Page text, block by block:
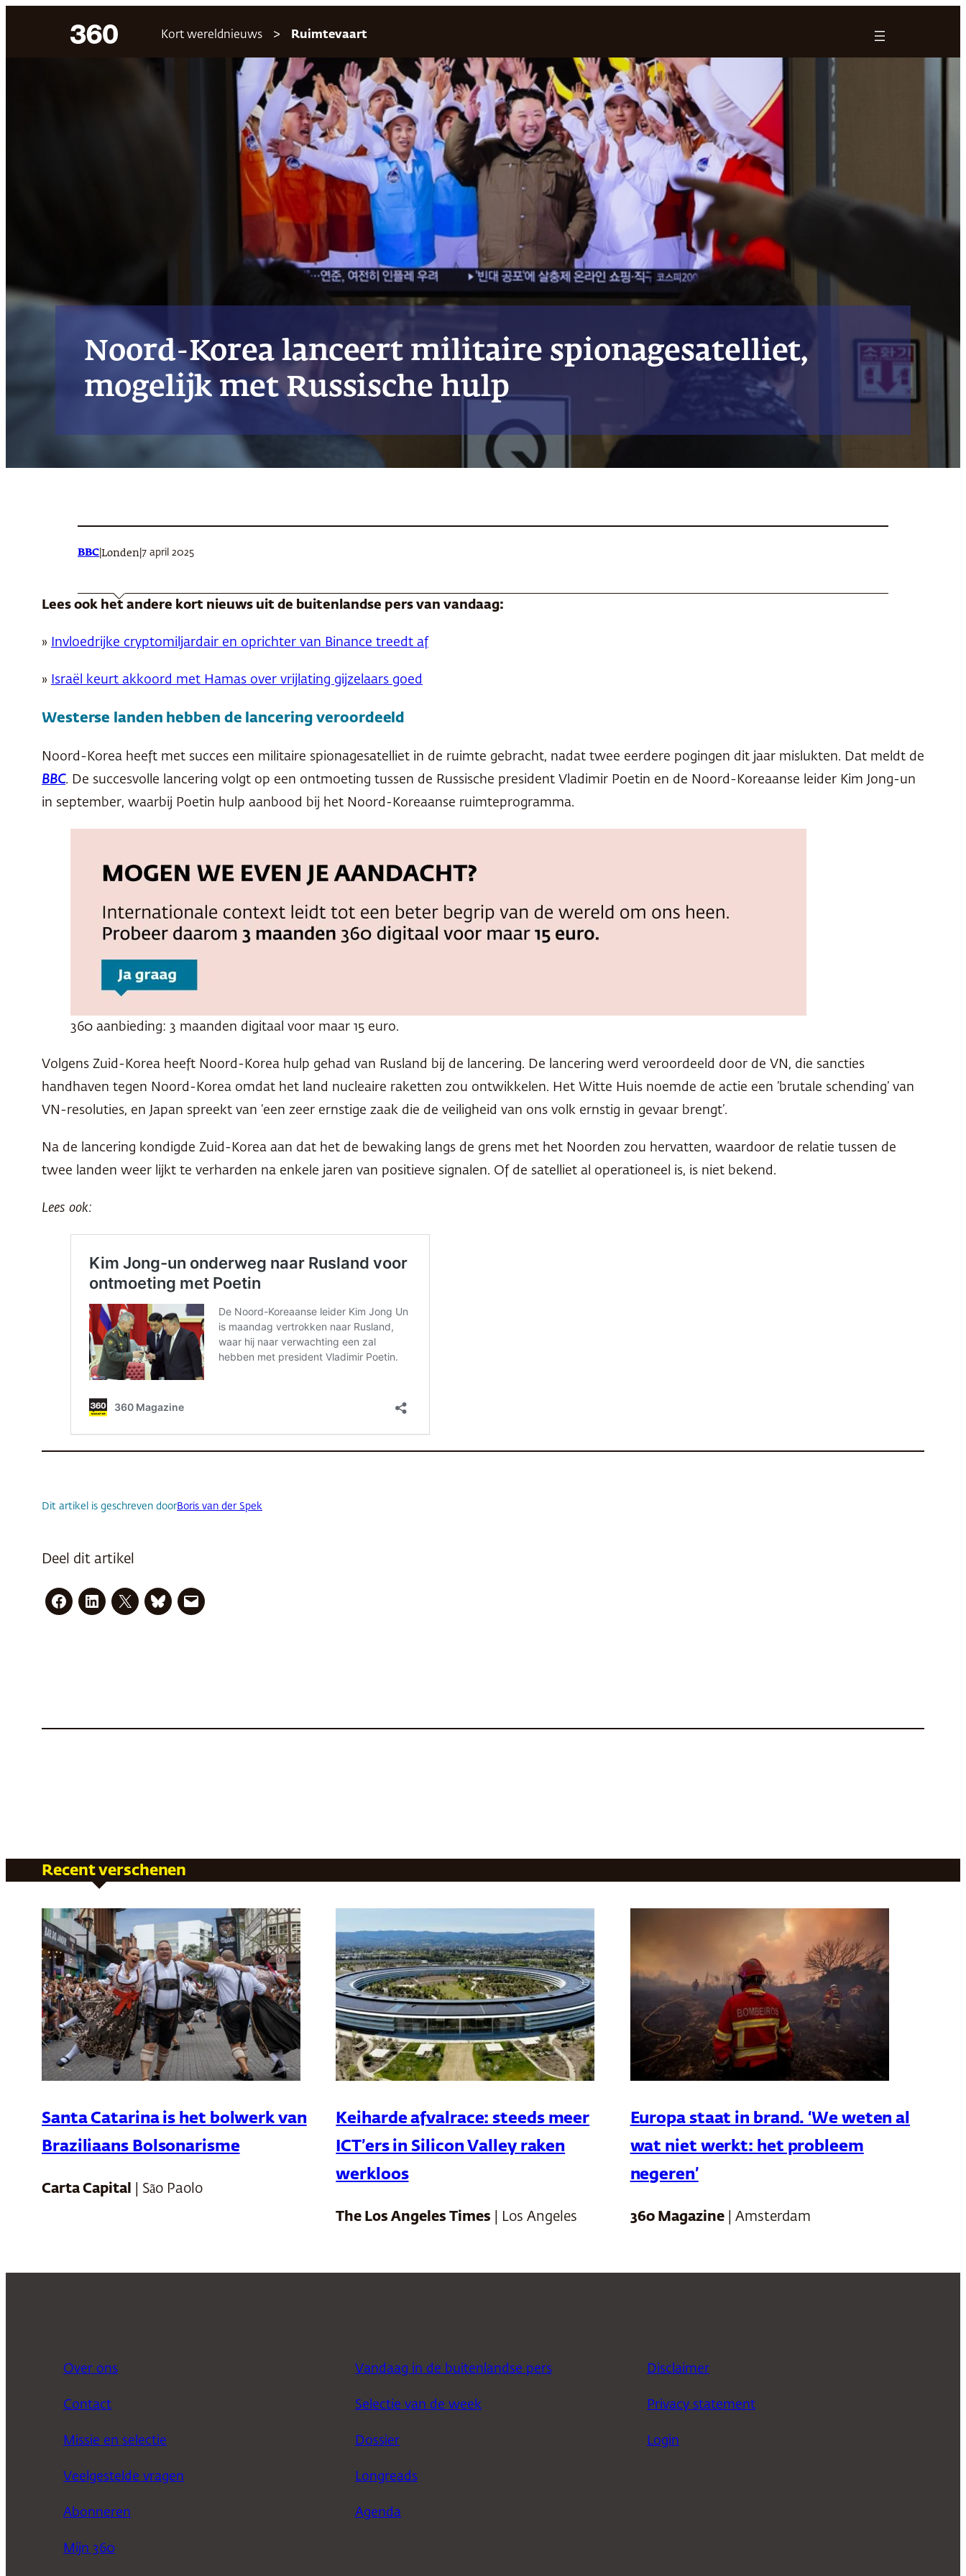
Kort wereldnieuws Ruimtevaart
Noord-Korea lanceert militaire spionagesatelliet,
mogelijk met Russische hulp
BBC Londen 7 april 2025
Lees ook het andere kort nieuws uit de buitenlandse pers van vandaag:
» Invloedrijke cryptomiljardair en oprichter van Binance treedt af
» Israël keurt akkoord met Hamas over vrijlating gijzelaars goed
Westerse landen hebben de lancering veroordeeld
Noord-Korea heeft met succes een militaire spionagesatelliet in de ruimte gebracht, nadat twee eerdere pogingen dit jaar mislukten. Dat meldt de
BBC. De succesvolle lancering volgt op een ontmoeting tussen de Russische president Vladimir Poetin en de Noord-Koreaanse leider Kim Jong-un
in september, waarbij Poetin hulp aanbood bij het Noord-Koreaanse ruimteprogramma.
360 aanbieding: 3 maanden digitaal voor maar 15 euro.
Volgens Zuid-Korea heeft Noord-Korea hulp gehad van Rusland bij de lancering. De lancering werd veroordeeld door de VN, die sancties
handhaven tegen Noord-Korea omdat het land nucleaire raketten zou ontwikkelen. Het Witte Huis noemde de actie een ‘brutale schending’ van
VN-resoluties, en Japan spreekt van ‘een zeer ernstige zaak die de veiligheid van ons volk ernstig in gevaar brengt’.
Na de lancering kondigde Zuid-Korea aan dat het de bewaking langs de grens met het Noorden zou hervatten, waardoor de relatie tussen de
twee landen weer lijkt te verharden na enkele jaren van positieve signalen. Of de satelliet al operationeel is, is niet bekend.
Lees ook:
Dit artikel is geschreven doorBoris van der Spek
Deel dit artikel
Recent verschenen
Santa Catarina is het bolwerk van
Braziliaans Bolsonarisme
Carta Capital | São Paolo
Keiharde afvalrace: steeds meer
ICT’ers in Silicon Valley raken
werkloos
The Los Angeles Times | Los Angeles
Europa staat in brand. ‘We weten al
wat niet werkt: het probleem
negeren’
360 Magazine| Amsterdam
Over ons
Contact
Missie en selectie
Veelgestelde vragen
Abonneren
Mijn 360
Vandaag in de buitenlandse pers
Selectie van de week
Dossier
Longreads
Agenda
Disclaimer
Privacy statement
Login